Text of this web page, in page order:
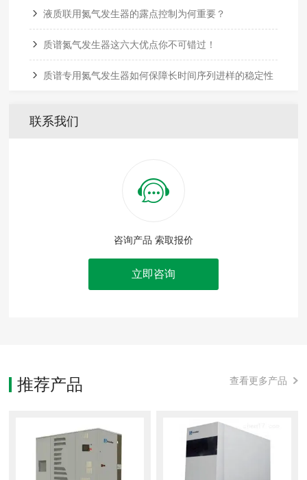
液质联用氮气发生器的露点控制为何重要？
质谱氮气发生器这六大优点你不可错过！
质谱专用氮气发生器如何保障长时间序列进样的稳定性
联系我们
咨询产品 索取报价
立即咨询
推荐产品 查看更多产品